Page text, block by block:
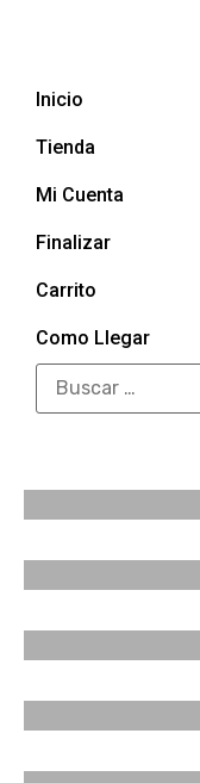
Inicio
Tienda
Mi Cuenta
Finalizar
Carrito
Como Llegar